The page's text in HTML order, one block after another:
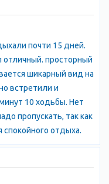
вдоль моря.
и скал приведет в
мотоциклы,
море -
руководством
на дельтаплане
На комфортабельной
А в Крыму есть что
и Массандровский
старинные пещеры;
фонтан
и прогулка по
почти 15 дней.
отличный. просторный
шикарный вид на
встретили и
10 ходьбы. Нет
пропускать, так как
спокойного отдыха.